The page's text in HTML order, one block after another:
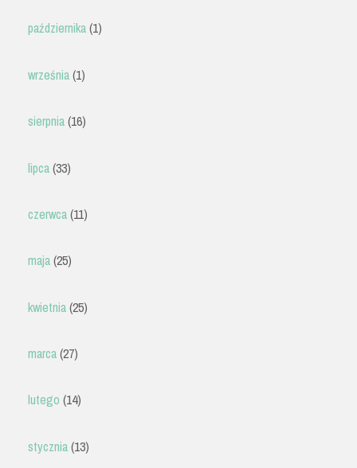
października(1)
września(1)
sierpnia(16)
lipca(33)
czerwca(11)
maja(25)
kwietnia(25)
marca(27)
lutego (14)
stycznia(13)